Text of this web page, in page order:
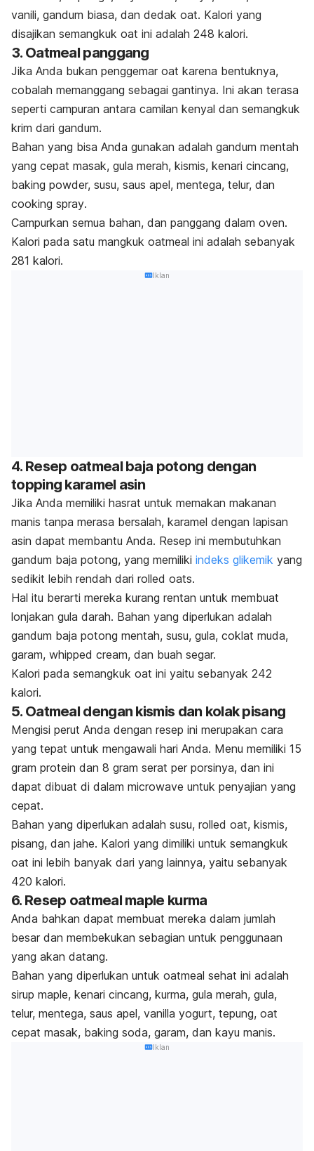
vanili, gandum biasa, dan dedak oat. Kalori yang
disajikan semangkuk oat ini adalah 248 kalori.
3. Oatmeal panggang
Jika Anda bukan penggemar oat karena bentuknya,
cobalah memanggang sebagai gantinya. Ini akan terasa
seperti campuran antara camilan kenyal dan semangkuk
krim dari gandum.
Bahan yang bisa Anda gunakan adalah gandum mentah
yang cepat masak, gula merah, kismis, kenari cincang,
baking powder, susu, saus apel, mentega, telur, dan
cooking spray.
Campurkan semua bahan, dan panggang dalam oven.
Kalori pada satu mangkuk oatmeal ini adalah sebanyak
281 kalori.
Iklan
4. Resep oatmeal baja potong dengan
topping karamel asin
Jika Anda memiliki hasrat untuk memakan makanan
manis tanpa merasa bersalah, karamel dengan lapisan
asin dapat membantu Anda. Resep ini membutuhkan
gandum baja potong, yang memiliki indeks glikemik yang
sedikit lebih rendah dari rolled oats.
Hal itu berarti mereka kurang rentan untuk membuat
lonjakan gula darah. Bahan yang diperlukan adalah
gandum baja potong mentah, susu, gula, coklat muda,
garam, whipped cream, dan buah segar.
Kalori pada semangkuk oat ini yaitu sebanyak 242
kalori.
5. Oatmeal dengan kismis dan kolak pisang
Mengisi perut Anda dengan resep ini merupakan cara
yang tepat untuk mengawali hari Anda. Menu memiliki 15
gram protein dan 8 gram serat per porsinya, dan ini
dapat dibuat di dalam microwave untuk penyajian yang
cepat.
Bahan yang diperlukan adalah susu, rolled oat, kismis,
pisang, dan jahe. Kalori yang dimiliki untuk semangkuk
oat ini lebih banyak dari yang lainnya, yaitu sebanyak
420 kalori.
6. Resep oatmeal maple kurma
Anda bahkan dapat membuat mereka dalam jumlah
besar dan membekukan sebagian untuk penggunaan
yang akan datang.
Bahan yang diperlukan untuk oatmeal sehat ini adalah
sirup maple, kenari cincang, kurma, gula merah, gula,
telur, mentega, saus apel, vanilla yogurt, tepung, oat
cepat masak, baking soda, garam, dan kayu manis.
Iklan